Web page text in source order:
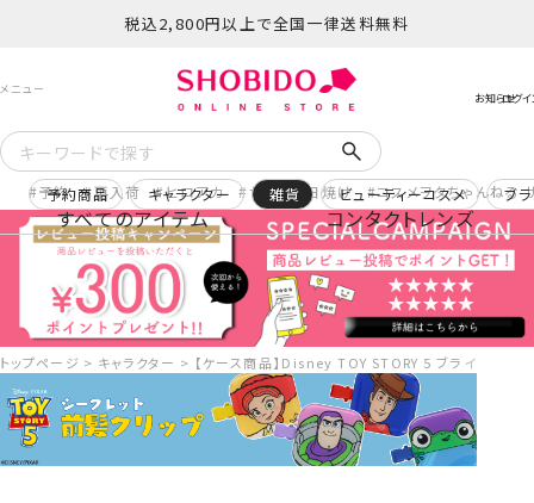
税込2,800円以上で全国一律送料無料
予約 再入荷 ヒロアカ サンリオ日焼け コスメヲタちゃんねる
すべてのアイテム コンタクトレンズ
予約商品 キャラクター 雑貨 ビューティーコスメ ブ
トップページ キャラクター 【ケース商品】Disney TOY STORY 5 ブラインドコ